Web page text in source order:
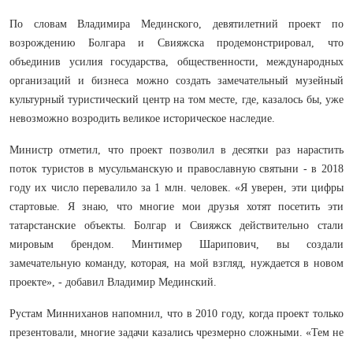
По словам Владимира Мединского, девятилетний проект по
возрождению Болгара и Свияжска продемонстрировал, что
объединив усилия государства, общественности, международных
организаций и бизнеса можно создать замечательный музейный
культурный туристический центр на том месте, где, казалось бы, уже
невозможно возродить великое историческое наследие.
Министр отметил, что проект позволил в десятки раз нарастить
поток туристов в мусульманскую и православную святыни - в 2018
году их число перевалило за 1 млн. человек. «Я уверен, эти цифры
стартовые. Я знаю, что многие мои друзья хотят посетить эти
татарстанские объекты. Болгар и Свияжск действительно стали
мировым брендом. Минтимер Шарипович, вы создали
замечательную команду, которая, на мой взгляд, нуждается в новом
проекте», - добавил Владимир Мединский.
Рустам Минниханов напомнил, что в 2010 году, когда проект только
презентовали, многие задачи казались чрезмерно сложными. «Тем не